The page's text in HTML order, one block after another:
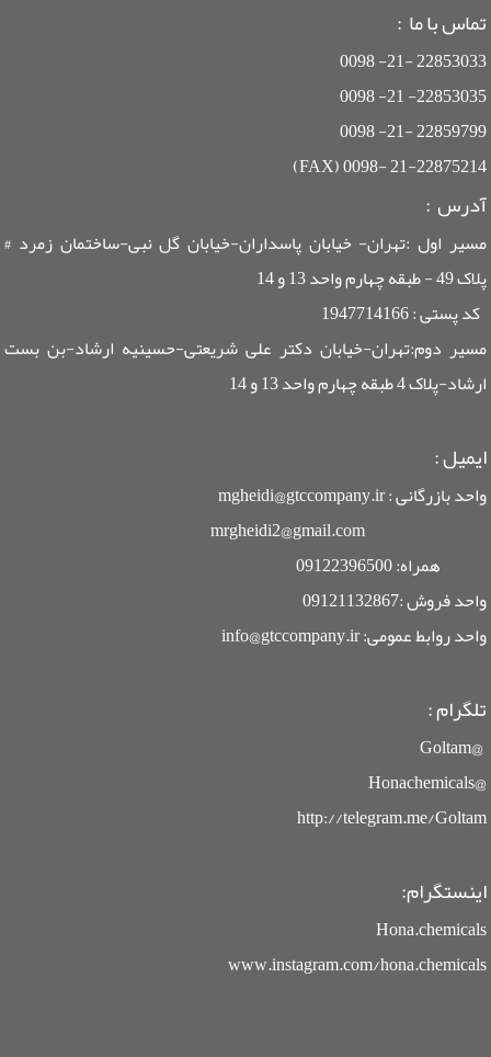
تماس با ما :
22853033 -21- 0098
22853035- 21- 0098
22859799 -21- 0098
21-22875214 -0098 (FAX)
آدرس :
مسیر اول :تهران- خیابان پاسداران-خیابان گل نبی-ساختمان زمرد #
پلاک 49 - طبقه چهارم واحد 13 و 14
کد پستی : 1947714166
مسیر دوم:تهران-خیابان دکتر علی شریعتی-حسینیه ارشاد-بن بست
ارشاد-پلاک 4 طبقه چهارم واحد 13 و 14
ایمیل:
واحد بازرگانی : mgheidi@gtccompany.ir
mrgheidi2@gmail.com
همراه: 09122396500
واحد فروش :09121132867
واحد روابط عمومی: info@gtccompany.ir
تلگرام :
@Goltam
@Honachemicals
http://telegram.me/Goltam
اینستگرام:
Hona.chemicals
www.instagram.com/hona.chemicals